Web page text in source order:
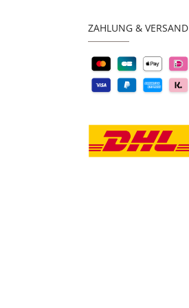
ZAHLUNG & VERSAND